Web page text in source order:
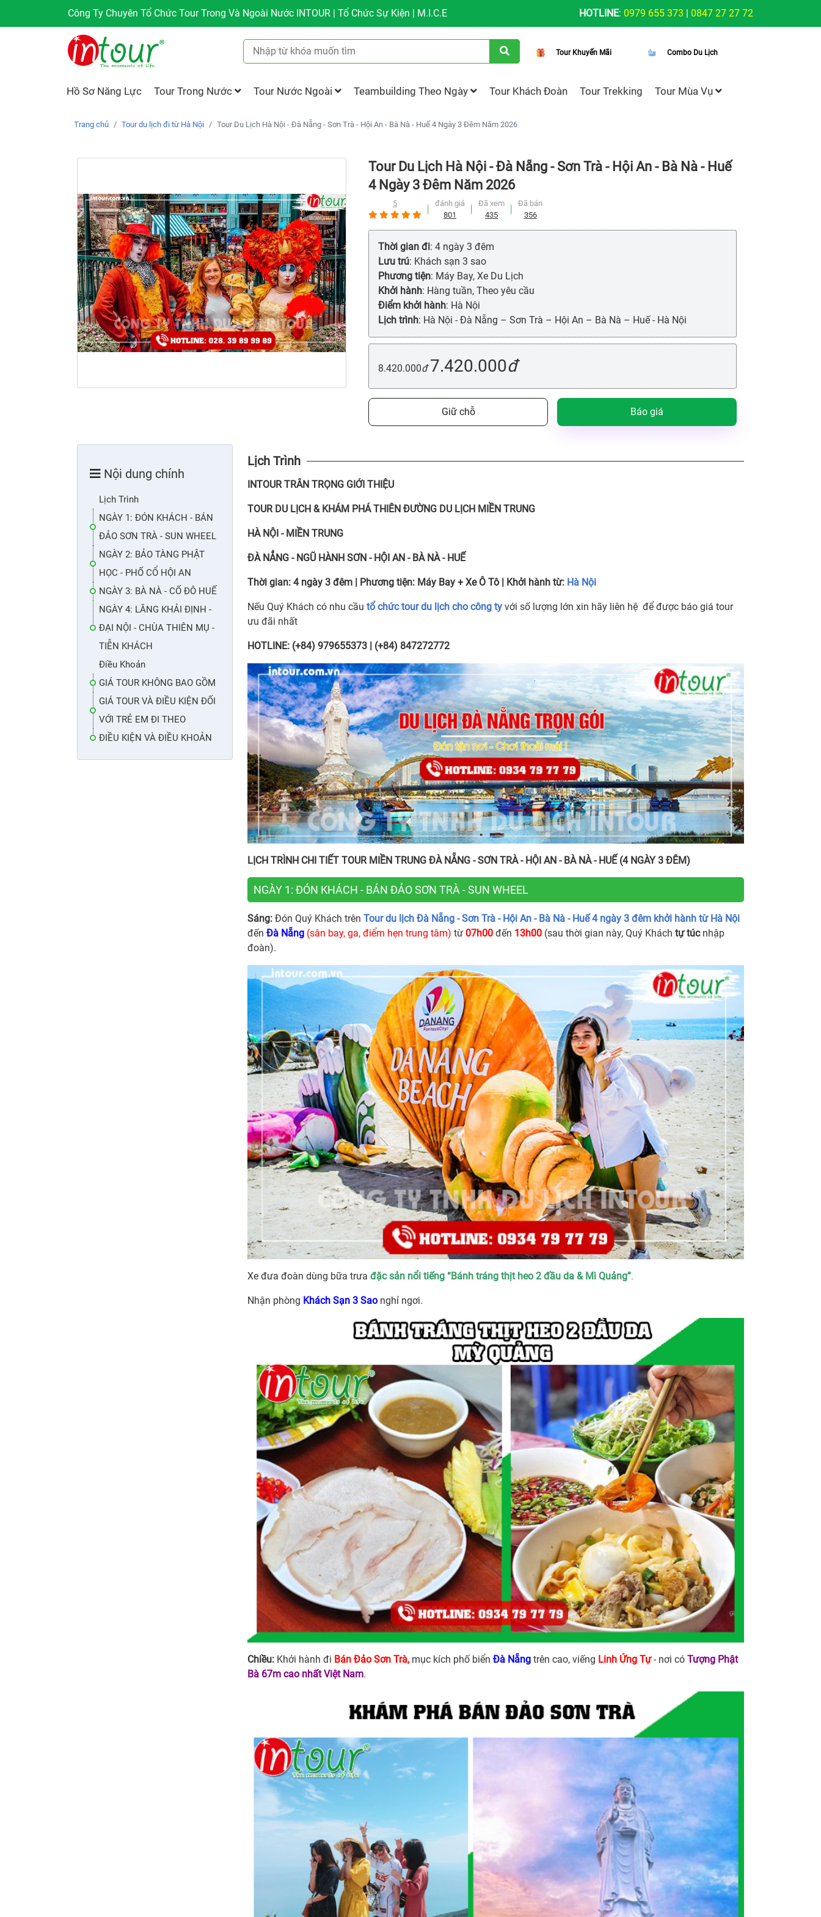
Công Ty Chuyên Tổ Chức Tour Trong Và Ngoài Nước INTOUR | Tổ Chức Sự Kiện | M.I.C.E HOTLINE: 0979 655 373 | 0847 27 27 72
Tour Khuyến Mãi Combo Du Lịch
Hồ Sơ Năng Lực Tour Trong Nước Tour Nước Ngoài Teambuilding Theo Ngày Tour Khách Đoàn Tour Trekking Tour Mùa Vụ
Trang chủ Tour du lịch đi từ Hà Nội Tour Du Lịch Hà Nội - Đà Nẵng - Sơn Trà - Hội An - Bà Nà - Huế 4 Ngày 3 Đêm Năm 2026
Tour Du Lịch Hà Nội - Đà Nẵng - Sơn Trà - Hội An - Bà Nà - Huế
4 Ngày 3 Đêm Năm 2026
5
đánh giá
801
Đã xem
435
Đã bán
356
Thời gian đi: 4 ngày 3 đêm
Lưu trú: Khách sạn 3 sao
Phương tiện: Máy Bay, Xe Du Lịch
Khởi hành: Hàng tuần, Theo yêu cầu
Điểm khởi hành: Hà Nội
Lịch trình: Hà Nội - Đà Nẵng – Sơn Trà – Hội An – Bà Nà – Huế - Hà Nội
8.420.000đ 7.420.000đ
Giữ chỗ Báo giá
Nội dung chính
Lịch Trình
NGÀY 1: ĐÓN KHÁCH - BÁN
ĐẢO SƠN TRÀ - SUN WHEEL
NGÀY 2: BẢO TÀNG PHẬT
HỌC - PHỐ CỔ HỘI AN
NGÀY 3: BÀ NÀ - CỐ ĐÔ HUẾ
NGÀY 4: LĂNG KHẢI ĐỊNH -
ĐẠI NỘI - CHÙA THIÊN MỤ -
TIỄN KHÁCH
Điều Khoản
GIÁ TOUR KHÔNG BAO GỒM
GIÁ TOUR VÀ ĐIỀU KIỆN ĐỐI
VỚI TRẺ EM ĐI THEO
ĐIỀU KIỆN VÀ ĐIỀU KHOẢN
Lịch Trình
INTOURTRÂN TRỌNG GIỚI THIỆU
TOUR DU LỊCH & KHÁM PHÁ THIÊN ĐƯỜNG DU LỊCH MIỀN TRUNG
HÀ NỘI - MIỀN TRUNG
ĐÀ NẲNG - NGŨ HÀNH SƠN - HỘI AN - BÀ NÀ - HUẾ
Thời gian: 4 ngày 3 đêm | Phương tiện: Máy Bay + Xe Ô Tô | Khởi hành từ: Hà Nội
Nếu Quý Khách có nhu cầu tổ chức tour du lịch cho công ty với số lượng lớn xin hãy liên hệ để được báo giá tour
ưu đãi nhất
HOTLINE: (+84) 979655373 | (+84) 847272772
LỊCH TRÌNH CHI TIẾT TOUR MIỀN TRUNG ĐÀ NẴNG - SƠN TRÀ - HỘI AN - BÀ NÀ - HUẾ (4 NGÀY 3 ĐÊM)
NGÀY 1: ĐÓN KHÁCH - BÁN ĐẢO SƠN TRÀ - SUN WHEEL
Sáng: Đón Quý Khách trên Tour du lịch Đà Nẵng - Sơn Trà - Hội An - Bà Nà - Huế 4 ngày 3 đêm khởi hành từ Hà Nội
đến Đà Nẵng (sân bay, ga, điểm hẹn trung tâm) từ 07h00 đến 13h00 (sau thời gian này, Quý Khách tự túcnhập
đoàn).
Xe đưa đoàn dùng bữa trưa đặc sản nổi tiếng “Bánh tráng thịt heo 2 đầu da & Mì Quảng”.
Nhận phòng Khách Sạn 3 Sao nghỉ ngơi.
Chiều: Khởi hành đi Bán Đảo Sơn Trà, mục kích phố biển Đà Nẵng trên cao, viếng Linh Ứng Tự- nơi có Tượng Phật
Bà 67m cao nhất Việt Nam.